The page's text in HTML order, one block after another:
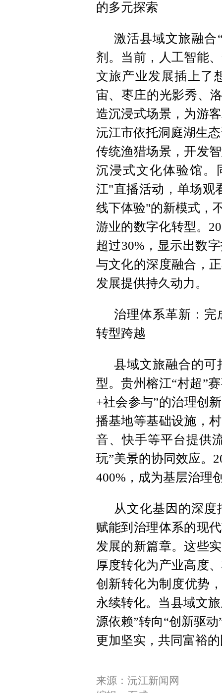
的多元探索
激活县域文旅融合
剂。当前，人工智能
文旅产业发展插上了
宙、枣庄的光影秀、
造沉浸式场景，为游
沅江市依托洞庭湖生
传统渔猎场景，开发
沉浸式文化体验馆
江"直播活动，单场观
线下体验"的新模式，
游业的数字化转型。
超过30%，显示出数
与文化的深度融合，
发展提供持久动力。
治理体系革新：完
转型跨越
县域文旅融合的可
型。贵州榕江“村超”
+社会参与”的治理创
播基地等基础设施，
音、快手等平台提供
玩”美景的协同效应。
400%，成为基层治理
从文化基因的深
赋能到治理体系的现
发展的新篇章。这些
厚度转化为产业高度
创新转化为制度优势
永续转化。当县域文
源依赖”转向“创新驱
更加坚实，共同富裕
来源：沅江新闻网